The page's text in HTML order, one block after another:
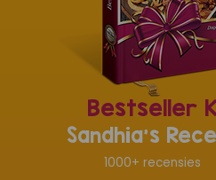
Bestseller
Sandhia's
1000+ recensies